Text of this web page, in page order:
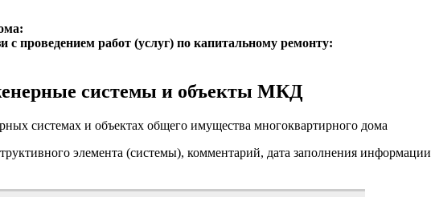
с проведением работ (услуг) по капитальному ремонту:
системы и объекты МКД
системах и объектах общего имущества многоквартирного дома
элемента (системы), комментарий, дата заполнения информации